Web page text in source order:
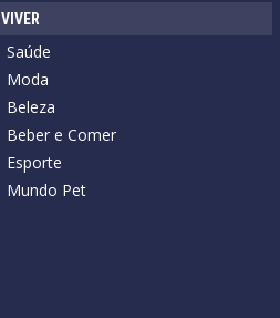
VIVER
Saúde
Moda
Beleza
Beber e Comer
Esporte
Mundo Pet